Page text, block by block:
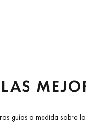
guías a medida sobre